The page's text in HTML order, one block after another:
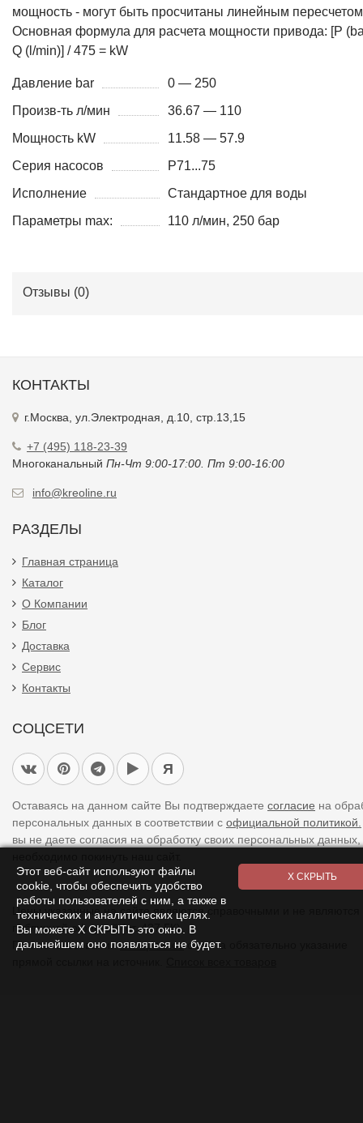
мощность - могут быть просчитаны линейным
Основная формула для расчета мощности привода: [P
Q (l/min)] / 475 = kW
Давление bar
0 — 250
Произв-ть л/мин
36.67 — 110
Мощность kW
11.58 — 57.9
Серия насосов
P71...75
Исполнение
Стандартное для воды
Параметры max:
110 л/мин, 250 бар
Отзывы (0)
КОНТАКТЫ
г.Москва, ул.Электродная, д.10, стр.13,15
+7 (495) 118-23-39
Многоканальный Пн-Чт 9:00-17:00. Пт 9:00-16:00
info@kreoline.ru
РАЗДЕЛЫ
Главная страница
Каталог
О Компании
Блог
Доставка
Сервис
Контакты
СОЦСЕТИ
Я
Оставаясь на данном сайте Вы подтверждаете согласие на
персональных данных в соответствии с официальной политикой.
вы не даете согласия на обработку своих персональных
Цены указанные на сайте являются справочными и не являются
публичной офертой (ст. 437 ГК).
При использованииматериаловс сайта обязательно указание
Этот веб-сайт используют файлы
cookie, чтобы обеспечить удобство
работы пользователей с ним, а также в
технических и аналитических целях.
Вы можете Х СКРЫТЬ это окно. В
дальнейшем оно появляться не будет.